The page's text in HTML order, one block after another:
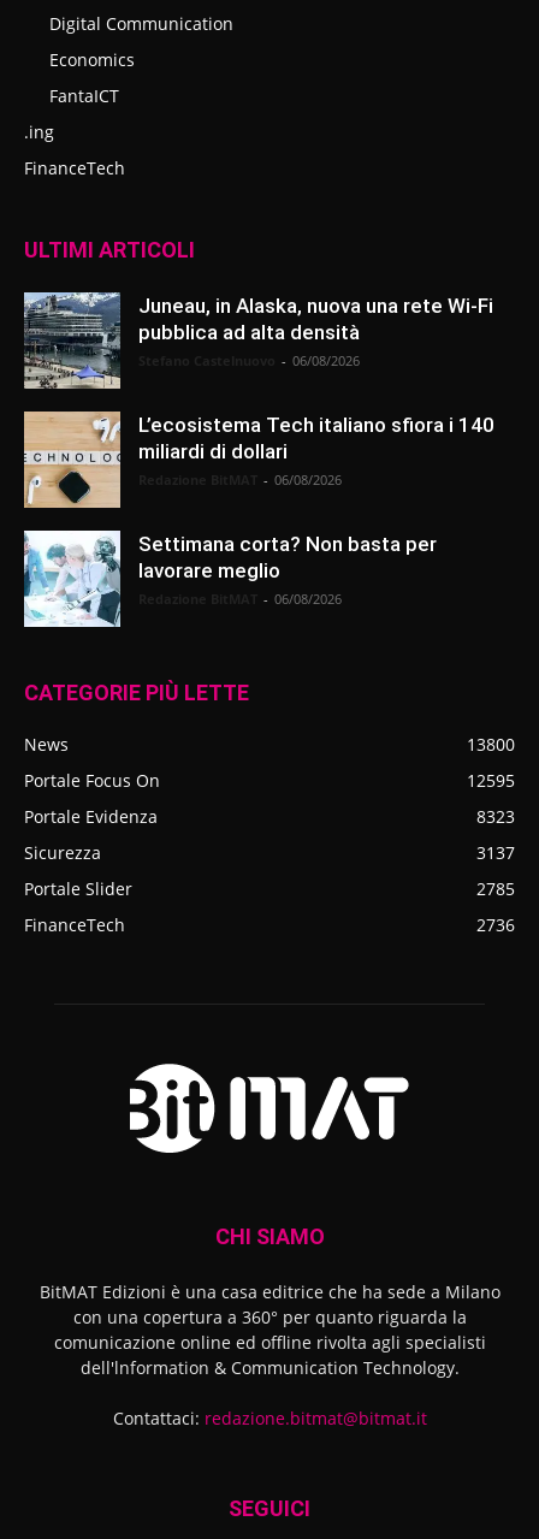
Digital Communication
Economics
FantaICT
.ing
FinanceTech
ULTIMI ARTICOLI
Juneau, in Alaska, nuova una rete Wi-Fi
pubblica ad alta densità
- 06/08/2026
L’ecosistema Tech italiano sfiora i 140
miliardi di dollari
- 06/08/2026
Settimana corta? Non basta per
lavorare meglio
- 06/08/2026
CATEGORIE PIÙ LETTE
News
13800
Portale Focus On
12595
Portale Evidenza
8323
Sicurezza
3137
Portale Slider
2785
FinanceTech
2736
CHI SIAMO
BitMAT Edizioni è una casa editrice che ha sede a Milano
con una copertura a 360° per quanto riguarda la
comunicazione online ed offline rivolta agli specialisti
dell'lnformation & Communication Technology.
Contattaci: redazione.bitmat@bitmat.it
SEGUICI